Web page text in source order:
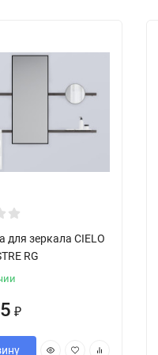
для зеркала CIELO
RG
₽